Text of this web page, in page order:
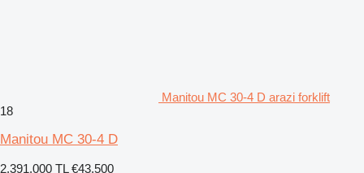
Manitou MC 30-4 D arazi forklift
18
Manitou MC 30-4 D
2.391.000 TL €43.500